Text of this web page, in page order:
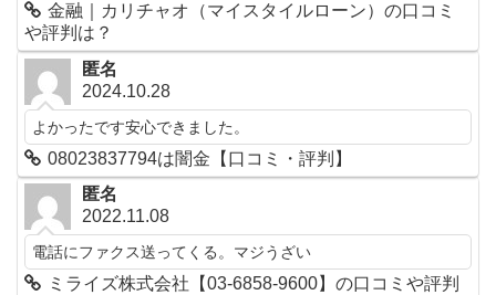
金融｜カリチャオ（マイスタイルローン）の口コミ
や評判は？
匿名
2024.10.28
よかったです安心できました。
08023837794は闇金【口コミ・評判】
匿名
2022.11.08
電話にファクス送ってくる。マジうざい
ミライズ株式会社【03-6858-9600】の口コミや評判